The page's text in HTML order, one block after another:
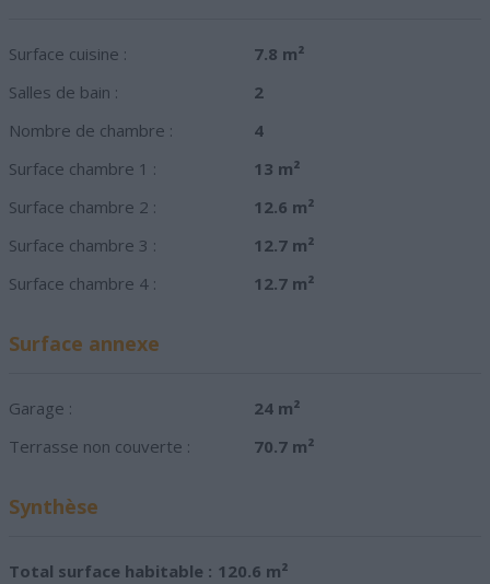
Surface cuisine :
7.8 m²
Salles de bain :
2
Nombre de chambre :
4
Surface chambre 1 :
13 m²
Surface chambre 2 :
12.6 m²
Surface chambre 3 :
12.7 m²
Surface chambre 4 :
12.7 m²
Surface annexe
Garage :
24 m²
Terrasse non couverte :
70.7 m²
Synthèse
Total surface habitable : 120.6 m²